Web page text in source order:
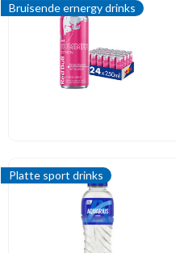
Bruisende ernergy drinks
Platte sport drinks